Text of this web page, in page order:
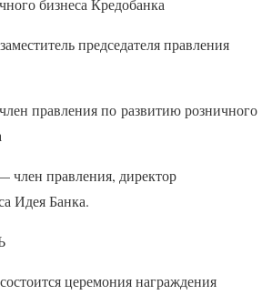
председателя правления
правления по развитию розничного
правления, директор
Идея Банка.
церемония награждения